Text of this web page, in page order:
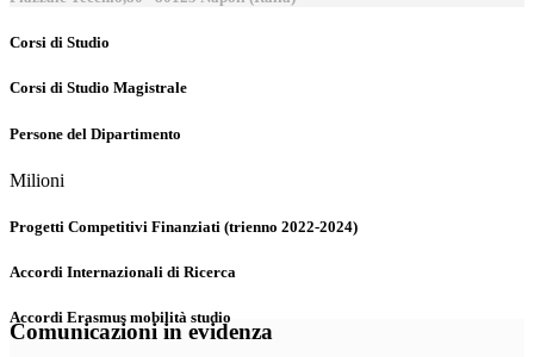
Corsi di Studio
Corsi di Studio Magistrale
Persone del Dipartimento
Milioni
Progetti Competitivi Finanziati (trienno 2022-2024)
Accordi Internazionali di Ricerca
Accordi Erasmus mobilità studio
Comunicazioni in evidenza